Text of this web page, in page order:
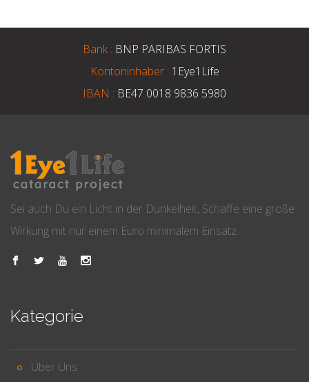
Bank : BNP PARIBAS FORTIS
Kontoninhaber : 1Eye1Life
IBAN : BE47 0018 9836 5980
Sei auch Du ein Licht in der Dunkelheit, Schaffe eine große
Wirkung mit nur einem Euro minimalem Einsatz.
Kategorie
Über Uns